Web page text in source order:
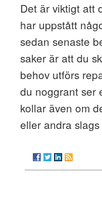
Det är viktigt att
har uppstått
sedan senaste
saker är att du
behov utförs
du noggrant ser
kollar även om
eller andra